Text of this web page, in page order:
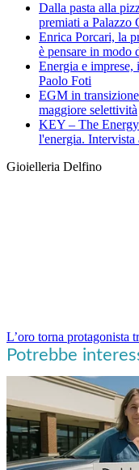
Dalla pasta alla
premiati a Palazzo
Enrica Porcari, la
è pensare in modo
Energia e imprese,
Paolo Foti
EGM in
maggiore selettività
KEY – The
l'energia.
Gioielleria Delfino
L’oro torna protagonista